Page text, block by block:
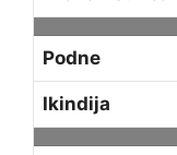
Podne
Ikindija